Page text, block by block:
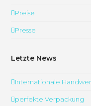
Preise
Presse
Letzte News
Internationale
perfekte Verpackung